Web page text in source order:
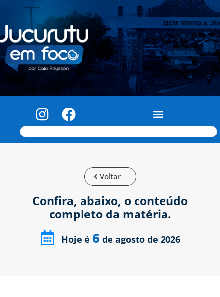
Voltar
Confira, abaixo, o conteúdo
completo da matéria.
Hoje é 6 de agosto de 2026